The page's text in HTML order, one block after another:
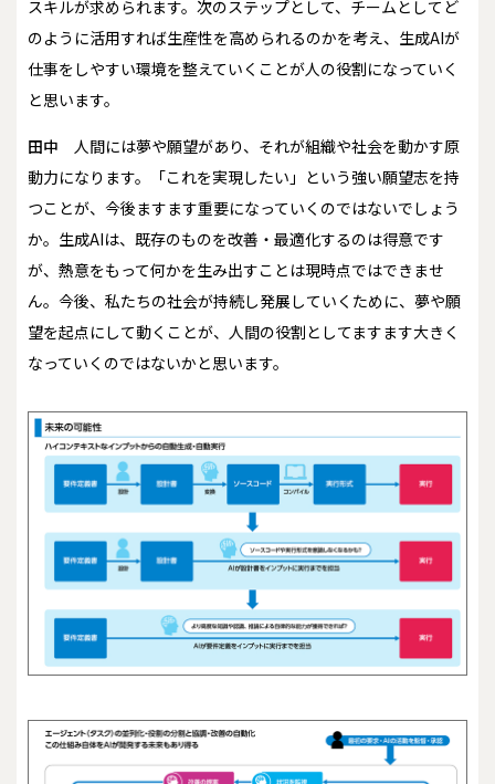
スキルが求められます。次のステップとして、チームとしてど
のように活用すれば生産性を高められるのかを考え、生成AIが
仕事をしやすい環境を整えていくことが人の役割になっていく
と思います。
田中
人間には夢や願望があり、それが組織や社会を動かす原
動力になります。「これを実現したい」という強い願望――志を持
つことが、今後ますます重要になっていくのではないでしょう
か。生成AIは、既存のものを改善・最適化するのは得意です
が、熱意をもって何かを生み出すことは現時点ではできませ
ん。今後、私たちの社会が持続し発展していくために、夢や願
望を起点にして動くことが、人間の役割としてますます大きく
なっていくのではないかと思います。